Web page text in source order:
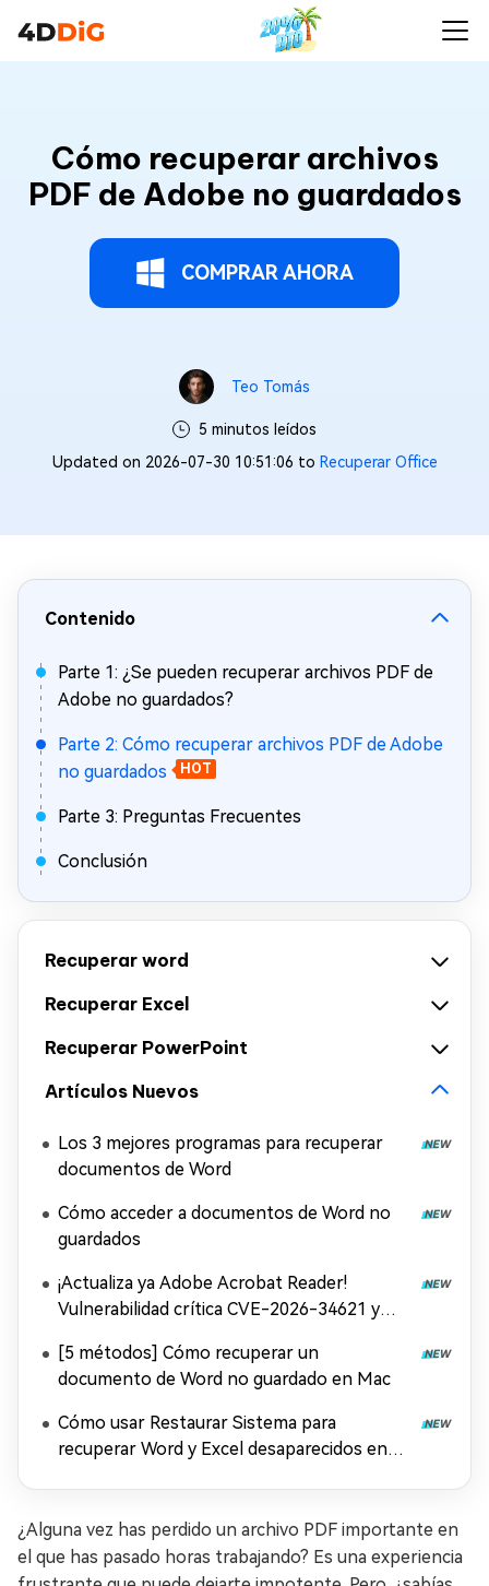
Cómo recuperar archivos
PDF de Adobe no guardados
COMPRAR AHORA
Teo Tomás
5 minutos leídos
Updated on 2026-07-30 10:51:06 to Recuperar Office
Contenido
Parte 1: ¿Se pueden recuperar archivos PDF de
Adobe no guardados?
Parte 2: Cómo recuperar archivos PDF de Adobe
no guardados
HOT
Parte 3: Preguntas Frecuentes
Conclusión
Recuperar word
Recuperar Excel
Recuperar PowerPoint
Artículos Nuevos
Los 3 mejores programas para recuperar
documentos de Word
Cómo acceder a documentos de Word no
guardados
¡Actualiza ya Adobe Acrobat Reader!
Vulnerabilidad crítica CVE-2026-34621 y
[5 métodos] Cómo recuperar un
documento de Word no guardado en Mac
Cómo usar Restaurar Sistema para
recuperar Word y Excel desaparecidos en
¿Alguna vez has perdido un archivo PDF importante en
el que has pasado horas trabajando? Es una experiencia